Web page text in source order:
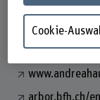
Links
www.bfh.ch/
kindheit-
arbor.bfh.ch/
Cookie-